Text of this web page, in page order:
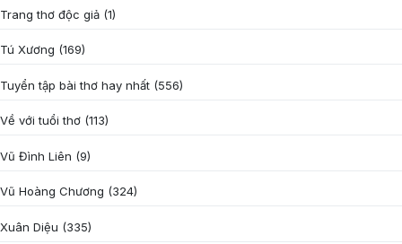
Trang thơ độc giả (1)
Tú Xương (169)
Tuyển tập bài thơ hay nhất (556)
Về với tuổi thơ (113)
Vũ Đình Liên (9)
Vũ Hoàng Chương (324)
Xuân Diệu (335)